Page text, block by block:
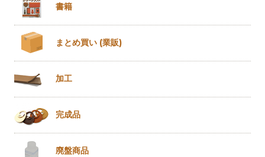
書籍
まとめ買い (業販)
加工
完成品
廃盤商品